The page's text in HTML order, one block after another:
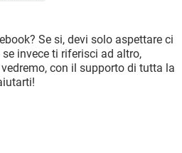
Se si, devi solo aspettare ci
invece ti riferisci ad altro,
con il supporto di tutta la